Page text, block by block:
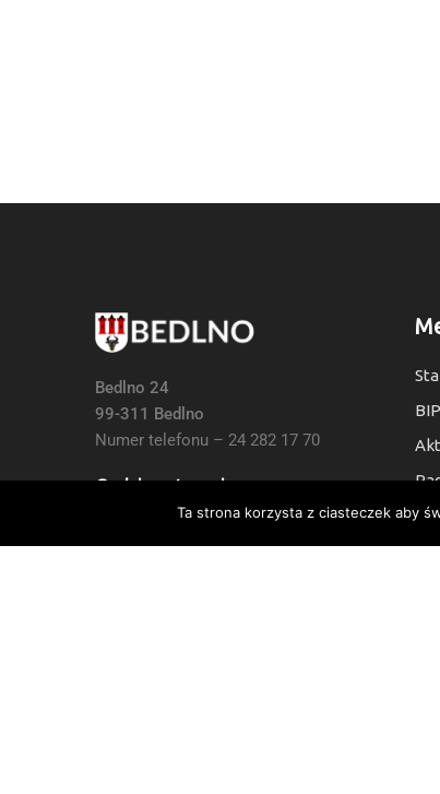
Bedlno 24
99-311 Bedlno
Numer telefonu – 24 282 17 70
Godziny otwarcia:
7:30 do 15:30, Sb i Nie: Nieczynne
BIP
Ta strona korzysta z ciasteczek aby